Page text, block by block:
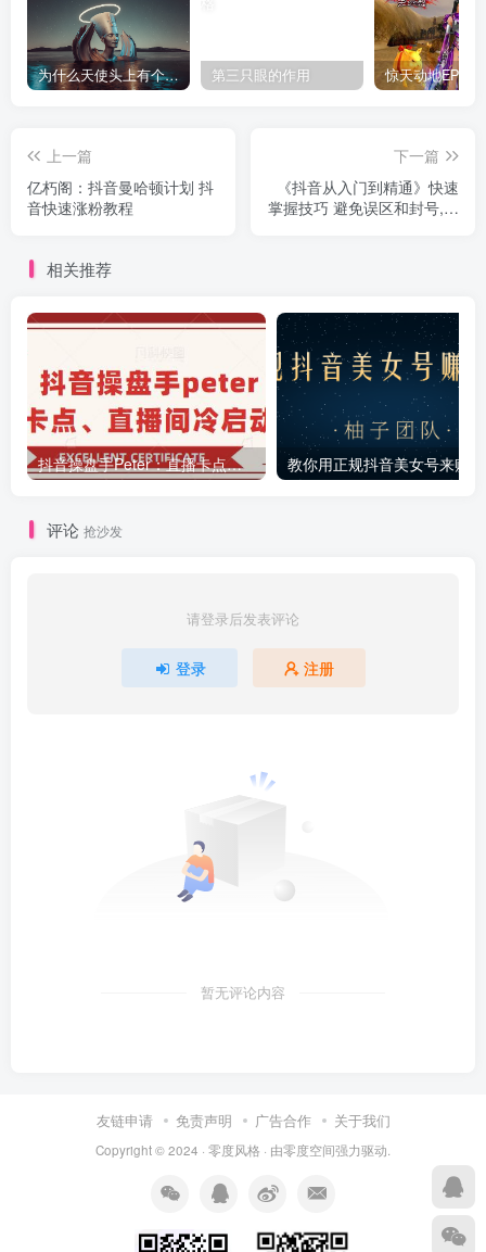
为什么天使头上有个圈？ 第三只眼的作用
上一篇
亿朽阁：抖音曼哈顿计划 抖
音快速涨粉教程
下一篇
《抖音从入门到精通》快速
掌握技巧 避免误区和封号,快
相关推荐
抖音操盘手Peter：直播卡点、直播间冷启动分享
评论 抢沙发
请登录后发表评论
登录 注册
暂无评论内容
友链申请 免责声明 广告合作 关于我们
Copyright © 2024 · 零度风格 · 由零度空间强力驱动.